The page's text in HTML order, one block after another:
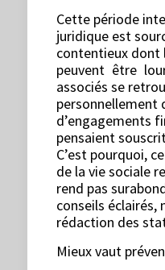
Cette période
juridique est
contentieux dont
peuvent être
associés se
personnellement
d’engagements
pensaient
C’est pourquoi,
de la vie sociale
rend pas
conseils
rédaction des
Mieux vaut